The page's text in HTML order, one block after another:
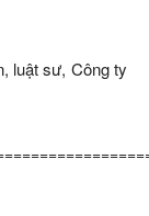
luật sư, Công ty